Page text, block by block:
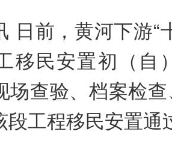
日前，黄河下游“
移民安置初（自
场查验、档案检
段工程移民安置通